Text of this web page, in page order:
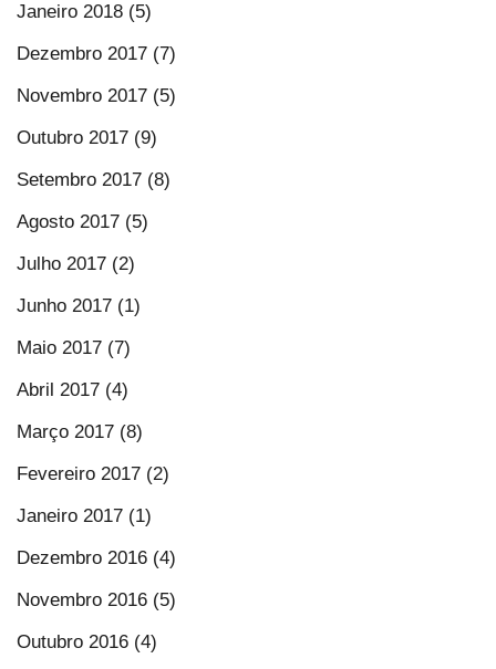
Janeiro 2018 (5)
Dezembro 2017 (7)
Novembro 2017 (5)
Outubro 2017 (9)
Setembro 2017 (8)
Agosto 2017 (5)
Julho 2017 (2)
Junho 2017 (1)
Maio 2017 (7)
Abril 2017 (4)
Março 2017 (8)
Fevereiro 2017 (2)
Janeiro 2017 (1)
Dezembro 2016 (4)
Novembro 2016 (5)
Outubro 2016 (4)